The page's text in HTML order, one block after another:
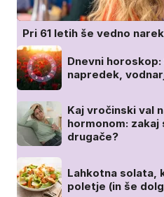
Pri 61 letih še vedno
Dnevni
napredek,
Kaj vročinski val
hormonom:
drugače?
Lahkotna solata,
poletje (in še